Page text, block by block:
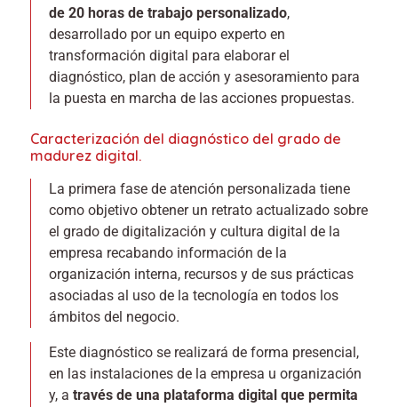
de 20 horas de trabajo personalizado,
desarrollado por un equipo experto en
transformación digital para elaborar el
diagnóstico, plan de acción y asesoramiento para
la puesta en marcha de las acciones propuestas.
Caracterización del diagnóstico del grado de
madurez digital.
La primera fase de atención personalizada tiene
como objetivo obtener un retrato actualizado sobre
el grado de digitalización y cultura digital de la
empresa recabando información de la
organización interna, recursos y de sus prácticas
asociadas al uso de la tecnología en todos los
ámbitos del negocio.
Este diagnóstico se realizará de forma presencial,
en las instalaciones de la empresa u organización
y, a través de una plataforma digital que permita